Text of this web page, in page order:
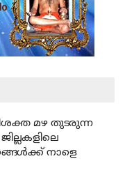
മഴ തുടരുന്ന
നാളെ